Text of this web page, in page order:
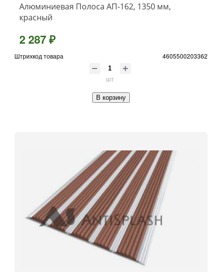
Алюминиевая Полоса АП-162, 1350 мм,
красный
2 287 ₽
Штрихкод товара 4605500203362
шт
В корзину